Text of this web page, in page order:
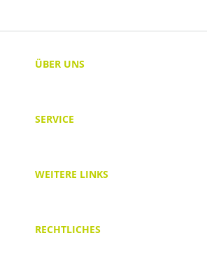
ÜBER UNS
SERVICE
WEITERE LINKS
RECHTLICHES